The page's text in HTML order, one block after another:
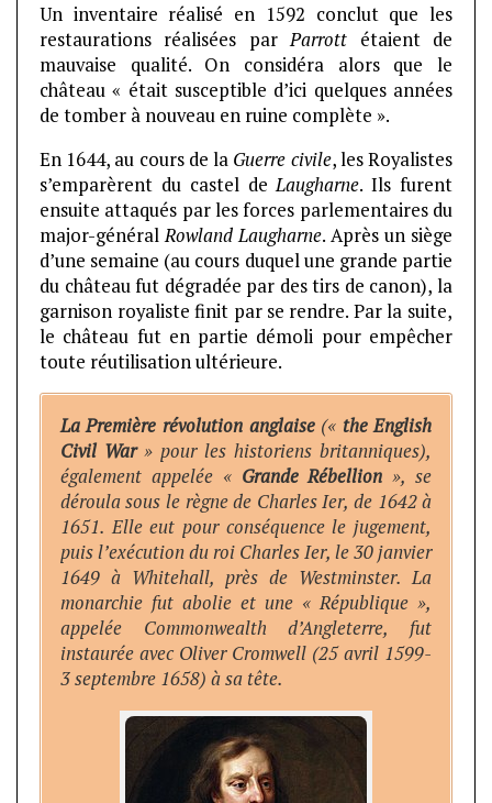
Un inventaire réalisé en 1592 conclut que les
restaurations réalisées parParrott étaient de
mauvaise qualité. On considéra alors que le
château « était susceptible d’ici quelques années
de tomber à nouveau en ruine complète ».
En 1644, au cours de la Guerre civile, les Royalistes
s’emparèrent du castel deLaugharne. Ils furent
ensuite attaqués par les forces parlementaires du
major-généralRowland Laugharne. Après un siège
d’une semaine (au cours duquel une grande partie
du château fut dégradée par des tirs de canon), la
garnison royaliste finit par se rendre. Par la suite,
le château fut en partie démoli pour empêcher
toute réutilisation ultérieure.
La Première révolution anglaise(« the English
Civil War» pour les historiens britanniques),
également appelée « Grande Rébellion », se
déroula sous le règne de Charles Ier, de 1642 à
1651. Elle eut pour conséquence le jugement,
puis l’exécution du roi Charles Ier, le 30 janvier
1649 à Whitehall, près de Westminster. La
monarchie fut abolie et une « République »,
appelée Commonwealth d’Angleterre, fut
instaurée avec Oliver Cromwell (25 avril 1599-
3 septembre 1658) à sa tête.